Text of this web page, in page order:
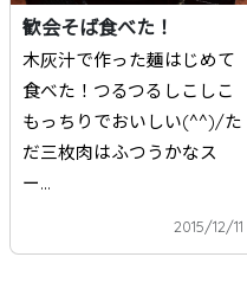
歓会そば食べた！
木灰汁で作った麺はじめて
食べた！つるつるしこしこ
もっちりでおいしい(^^)/た
だ三枚肉はふつうかなス
ー...
2015/12/11